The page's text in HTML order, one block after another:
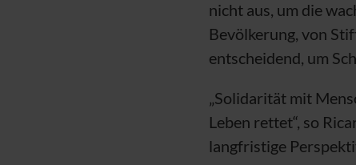
nicht aus, um die
Bevölkerung, von
entscheidend, um
„Solidarität mit
Leben rettet“, so
langfristige